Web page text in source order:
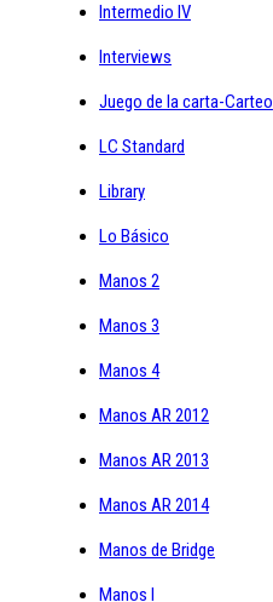
Intermedio IV
Interviews
Juego de la carta-Carteo
LC Standard
Library
Lo Básico
Manos 2
Manos 3
Manos 4
Manos AR 2012
Manos AR 2013
Manos AR 2014
Manos de Bridge
Manos I